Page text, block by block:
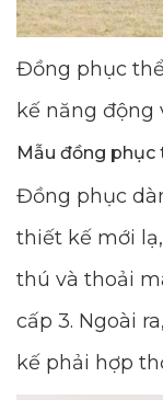
Đồng phục
kế năng động
Mẫu đồng phục
Đồng phục
thiết kế mới
thú và thoải
cấp 3. Ngoài
kế phải hợp